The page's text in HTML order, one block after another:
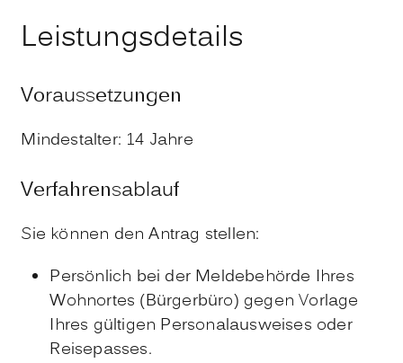
Leistungsdetails
Voraussetzungen
Mindestalter: 14 Jahre
Verfahrensablauf
Sie können den Antrag stellen:
Persönlich bei der Meldebehörde Ihres
Wohnortes (Bürgerbüro) gegen Vorlage
Ihres gültigen Personalausweises oder
Reisepasses.